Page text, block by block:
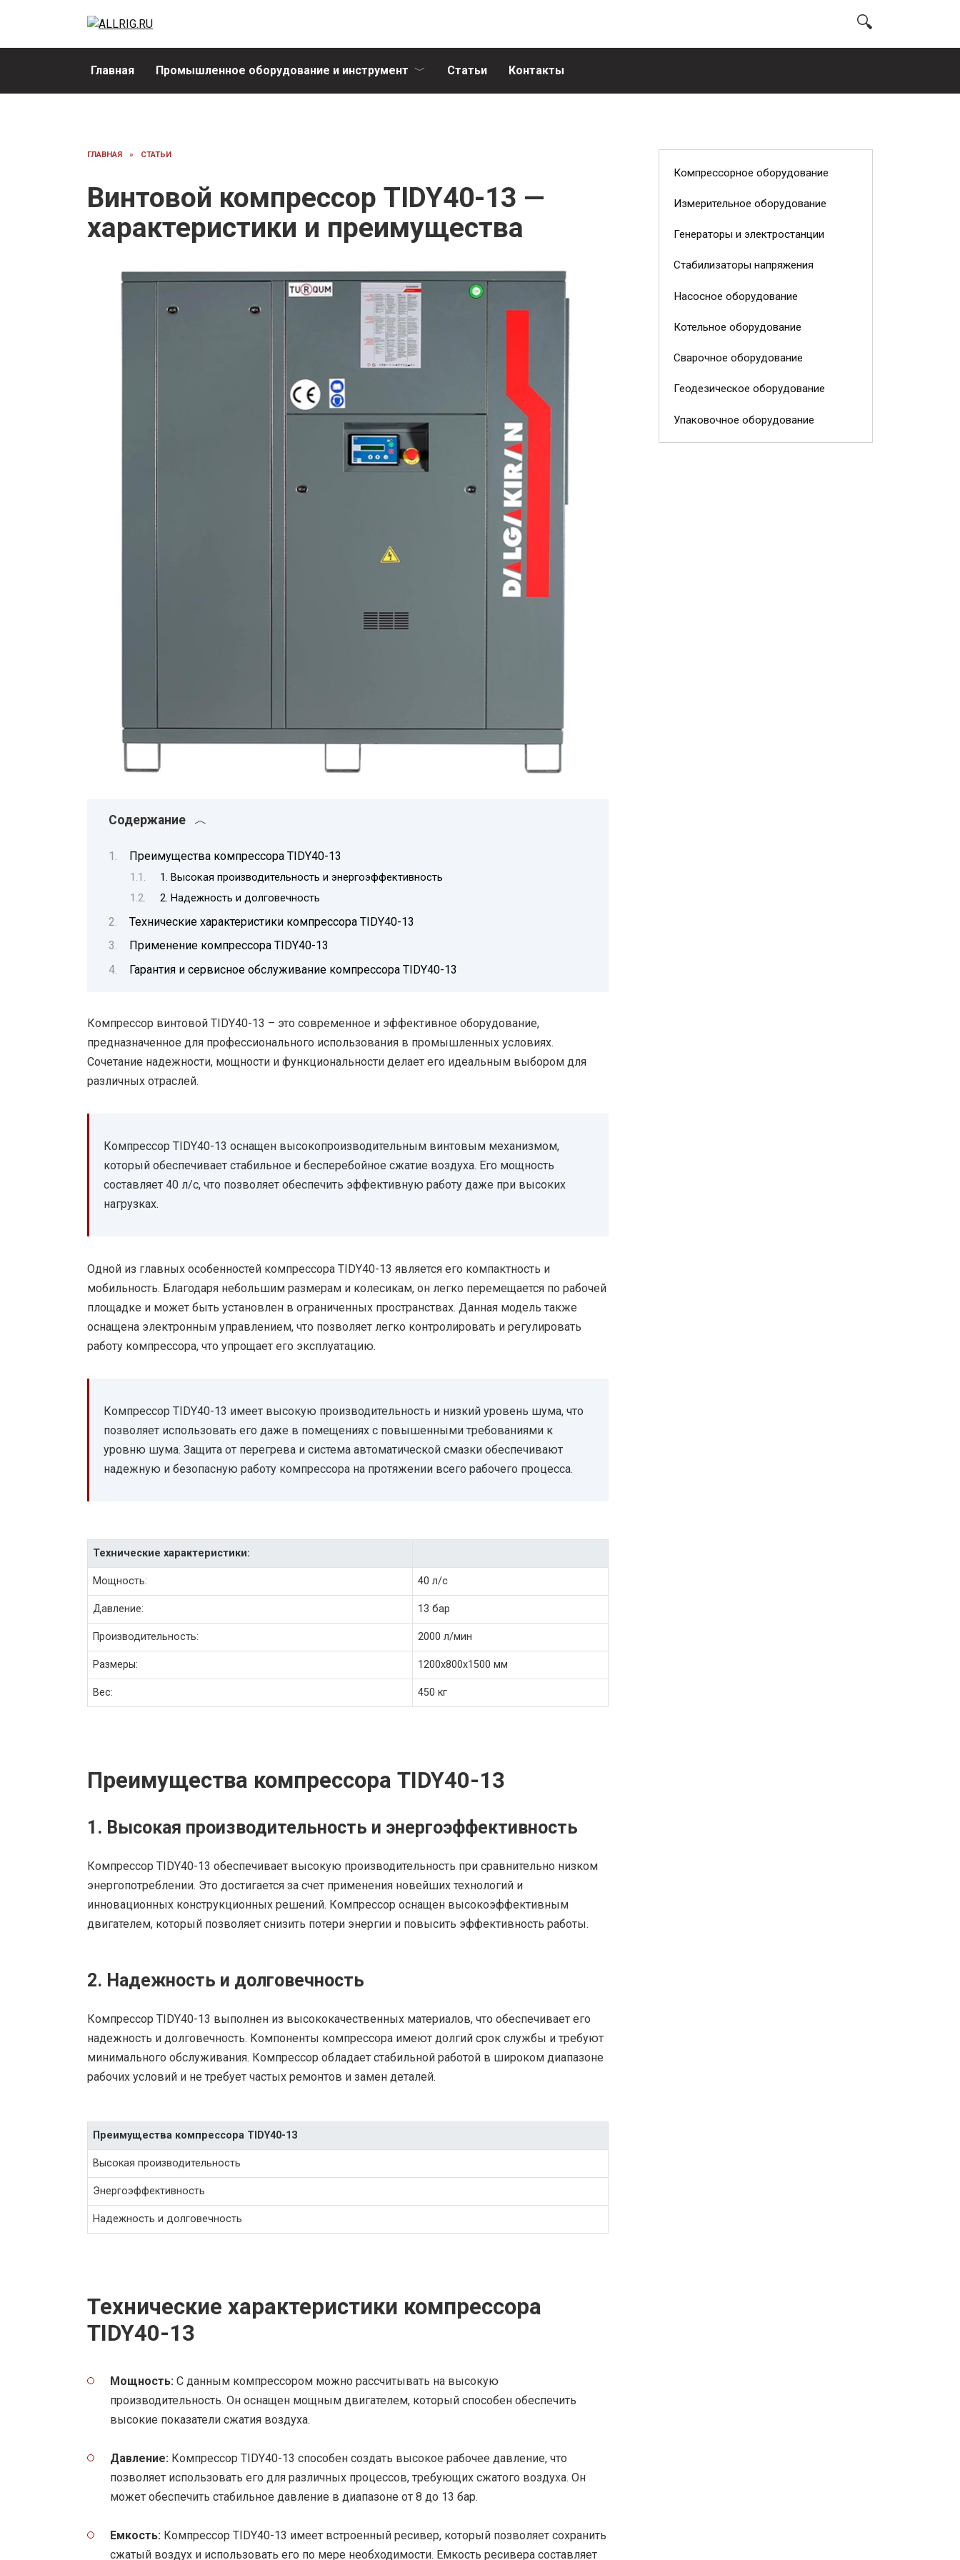
Главная Промышленное оборудование и инструмент Статьи Контакты
ГЛАВНАЯ » СТАТЬИ
Винтовой компрессор TIDY40-13 —
характеристики и преимущества
Содержание
Преимущества компрессора TIDY40-13
1. Высокая производительность и энергоэффективность
2. Надежность и долговечность
Технические характеристики компрессора TIDY40-13
Применение компрессора TIDY40-13
Гарантия и сервисное обслуживание компрессора TIDY40-13
Компрессор винтовой TIDY40-13 – это современное и эффективное оборудование,
предназначенное для профессионального использования в промышленных условиях.
Сочетание надежности, мощности и функциональности делает его идеальным выбором для
различных отраслей.
Компрессор TIDY40-13 оснащен высокопроизводительным винтовым механизмом,
который обеспечивает стабильное и бесперебойное сжатие воздуха. Его мощность
составляет 40 л/с, что позволяет обеспечить эффективную работу даже при высоких
нагрузках.
Одной из главных особенностей компрессора TIDY40-13 является его компактность и
мобильность. Благодаря небольшим размерам и колесикам, он легко перемещается по рабочей
площадке и может быть установлен в ограниченных пространствах. Данная модель также
оснащена электронным управлением, что позволяет легко контролировать и регулировать
работу компрессора, что упрощает его эксплуатацию.
Компрессор TIDY40-13 имеет высокую производительность и низкий уровень шума, что
позволяет использовать его даже в помещениях с повышенными требованиями к
уровню шума. Защита от перегрева и система автоматической смазки обеспечивают
надежную и безопасную работу компрессора на протяжении всего рабочего процесса.
Технические характеристики:
Мощность: 40 л/с
Давление: 13 бар
Производительность: 2000 л/мин
Размеры: 1200x800x1500 мм
Вес: 450 кг
Преимущества компрессора TIDY40-13
1. Высокая производительность и энергоэффективность
Компрессор TIDY40-13 обеспечивает высокую производительность при сравнительно низком
энергопотреблении. Это достигается за счет применения новейших технологий и
инновационных конструкционных решений. Компрессор оснащен высокоэффективным
двигателем, который позволяет снизить потери энергии и повысить эффективность работы.
2. Надежность и долговечность
Компрессор TIDY40-13 выполнен из высококачественных материалов, что обеспечивает его
надежность и долговечность. Компоненты компрессора имеют долгий срок службы и требуют
минимального обслуживания. Компрессор обладает стабильной работой в широком диапазоне
рабочих условий и не требует частых ремонтов и замен деталей.
Преимущества компрессора TIDY40-13
Высокая производительность
Энергоэффективность
Надежность и долговечность
Технические характеристики компрессора
TIDY40-13
Мощность: С данным компрессором можно рассчитывать на высокую
производительность. Он оснащен мощным двигателем, который способен обеспечить
высокие показатели сжатия воздуха.
Давление: Компрессор TIDY40-13 способен создать высокое рабочее давление, что
позволяет использовать его для различных процессов, требующих сжатого воздуха. Он
может обеспечить стабильное давление в диапазоне от 8 до 13 бар.
Емкость: Компрессор TIDY40-13 имеет встроенный ресивер, который позволяет сохранить
сжатый воздух и использовать его по мере необходимости. Емкость ресивера составляет
Компрессорное оборудование
Измерительное оборудование
Генераторы и электростанции
Стабилизаторы напряжения
Насосное оборудование
Котельное оборудование
Сварочное оборудование
Геодезическое оборудование
Упаковочное оборудование